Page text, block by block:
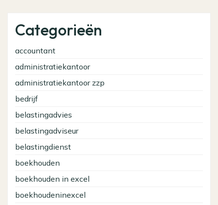
Categorieën
accountant
administratiekantoor
administratiekantoor zzp
bedrijf
belastingadvies
belastingadviseur
belastingdienst
boekhouden
boekhouden in excel
boekhoudeninexcel